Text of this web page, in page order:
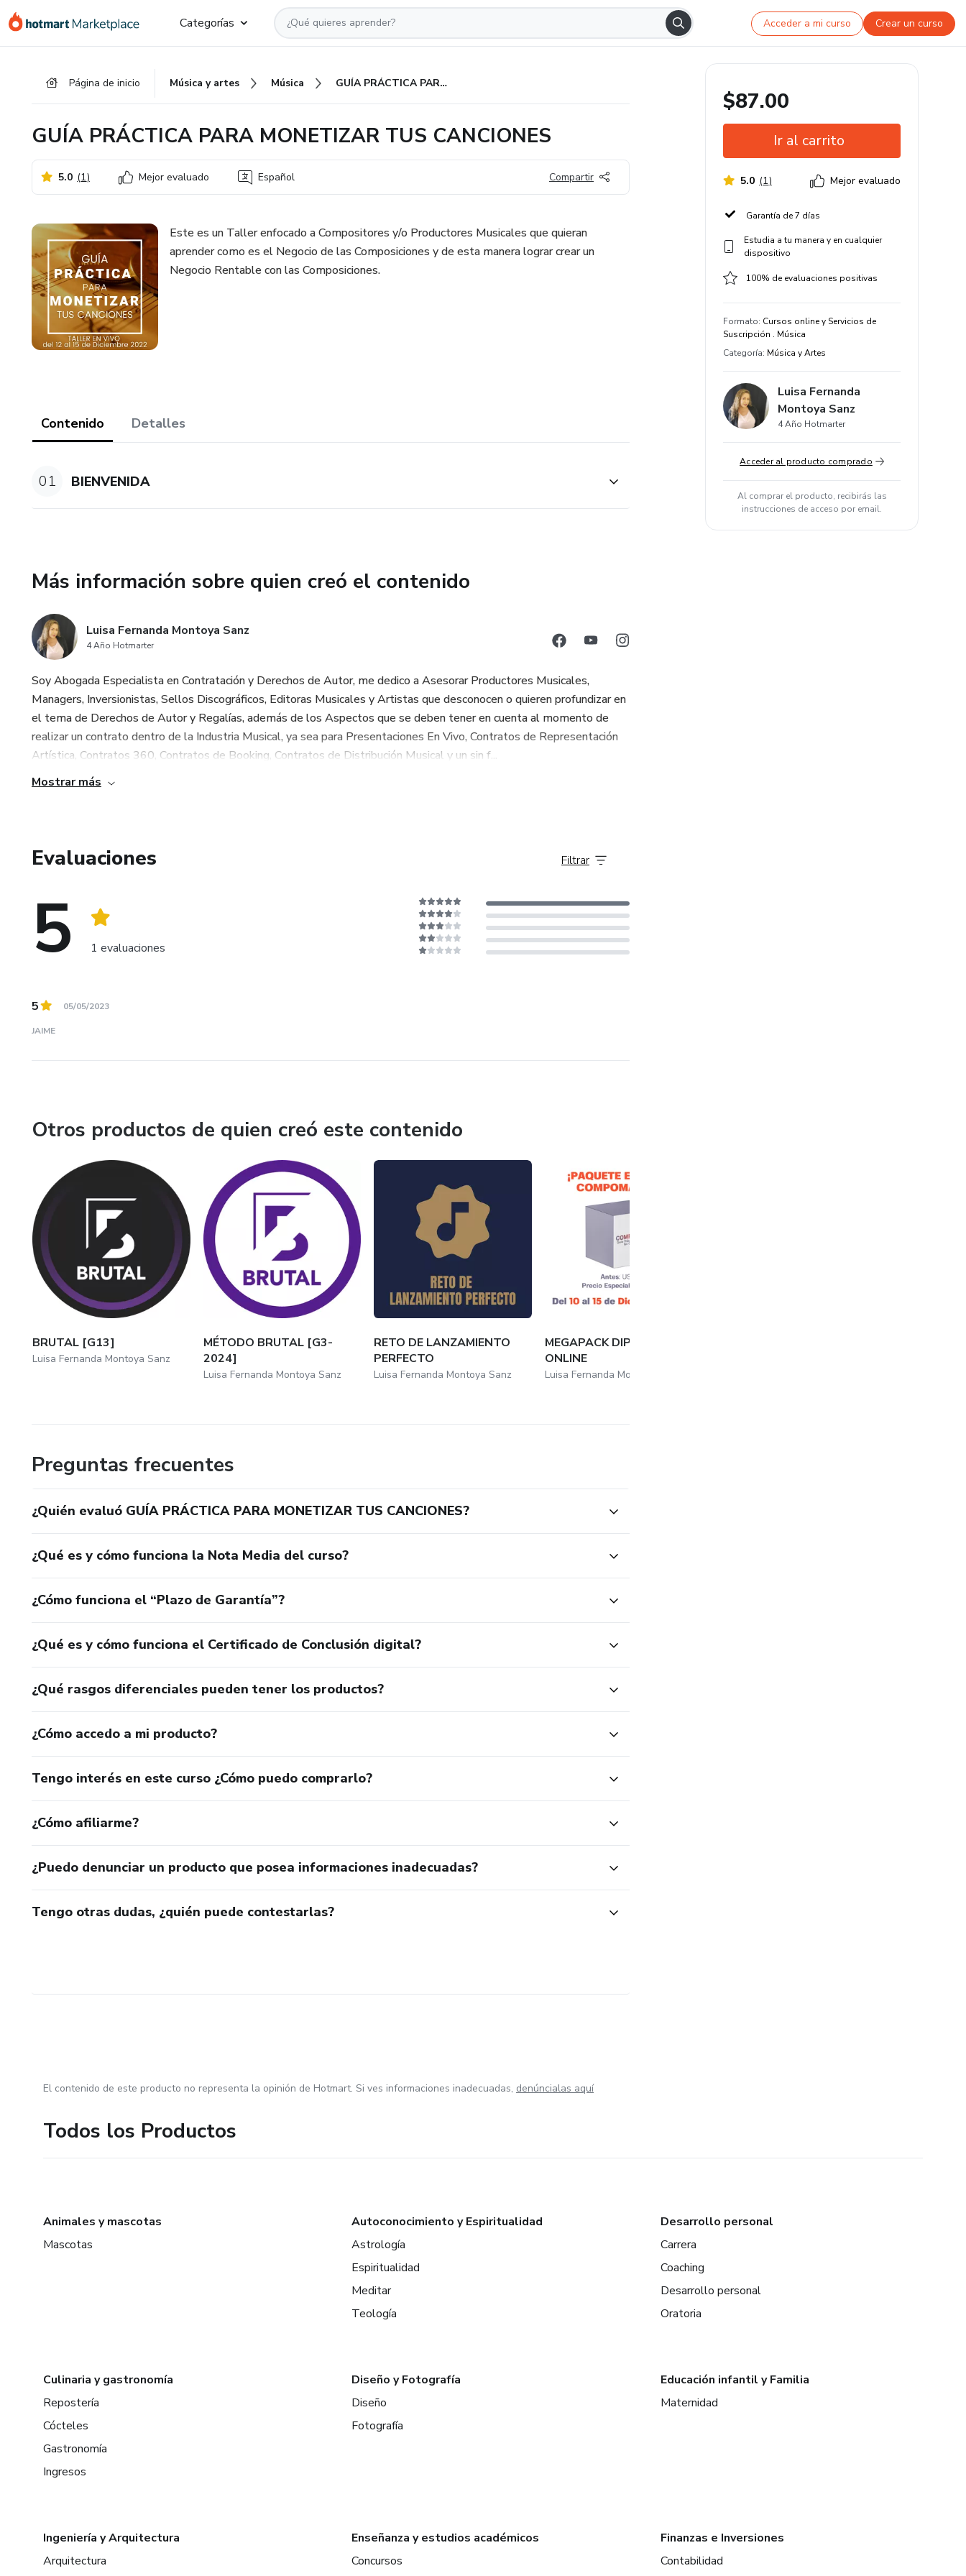
Categorías Acceder a mi curso Crear un curso
Página de inicio Música y artes Música GUÍA PRÁCTICA PARA MONETIZAR TUS CANCIONES
GUÍA PRÁCTICA PARA MONETIZAR TUS CANCIONES
5.0 (1) Mejor evaluado Español Compartir
Este es un Taller enfocado a Compositores y/o Productores Musicales que quieran
aprender como es el Negocio de las Composiciones y de esta manera lograr crear un
Negocio Rentable con las Composiciones.
Contenido Detalles
01 BIENVENIDA
Más información sobre quien creó el contenido
Luisa Fernanda Montoya Sanz
4 Año Hotmarter
Soy Abogada Especialista en Contratación y Derechos de Autor, me dedico a Asesorar Productores Musicales,
Managers, Inversionistas, Sellos Discográficos, Editoras Musicales y Artistas que desconocen o quieren profundizar en
el tema de Derechos de Autor y Regalías, además de los Aspectos que se deben tener en cuenta al momento de
realizar un contrato dentro de la Industria Musical, ya sea para Presentaciones En Vivo, Contratos de Representación
Artística, Contratos 360, Contratos de Booking, Contratos de Distribución Musical y un sin f...
Mostrar más
Evaluaciones
5 1 evaluaciones
Filtrar
5 05/05/2023
JAIME
Otros productos de quien creó este contenido
BRUTAL [G13]
Luisa Fernanda Montoya Sanz
MÉTODO BRUTAL [G3-
2024]
Luisa Fernanda Montoya Sanz
RETO DE LANZAMIENTO
PERFECTO
Luisa Fernanda Montoya Sanz
MEGAPACK DIPLOMADOS
ONLINE
Luisa Fernanda Montoya Sanz
Preguntas frecuentes
¿Quién evaluó GUÍA PRÁCTICA PARA MONETIZAR TUS CANCIONES?
¿Qué es y cómo funciona la Nota Media del curso?
¿Cómo funciona el “Plazo de Garantía”?
¿Qué es y cómo funciona el Certificado de Conclusión digital?
¿Qué rasgos diferenciales pueden tener los productos?
¿Cómo accedo a mi producto?
Tengo interés en este curso ¿Cómo puedo comprarlo?
¿Cómo afiliarme?
¿Puedo denunciar un producto que posea informaciones inadecuadas?
Tengo otras dudas, ¿quién puede contestarlas?
$87.00
Ir al carrito
5.0 (1) Mejor evaluado
Garantía de 7 días
Estudia a tu manera y en cualquier
dispositivo
100% de evaluaciones positivas
Formato: Cursos online y Servicios de
Suscripción . Música
Categoría: Música y Artes
Luisa Fernanda
Montoya Sanz
4 Año Hotmarter
Acceder al producto comprado
Al comprar el producto, recibirás las
instrucciones de acceso por email.
El contenido de este producto no representa la opinión de Hotmart. Si ves informaciones inadecuadas, denúncialas aquí
Todos los Productos
Animales y mascotas
Mascotas
Autoconocimiento y Espiritualidad
Astrología
Espiritualidad
Meditar
Teología
Desarrollo personal
Carrera
Coaching
Desarrollo personal
Oratoria
Culinaria y gastronomía
Repostería
Cócteles
Gastronomía
Ingresos
Diseño y Fotografía
Diseño
Fotografía
Educación infantil y Familia
Maternidad
Ingeniería y Arquitectura
Arquitectura
Enseñanza y estudios académicos
Concursos
Finanzas e Inversiones
Contabilidad